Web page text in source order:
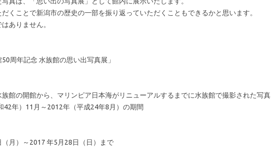
くことで新潟市の歴史の一部を振り返っていただくこともできるかと思います。
ありません。
50周年記念 ⽔族館の思い出写真展」
族館の開館から、マリンピア⽇本海がリニューアルするまでに⽔族館で撮影された写真
年）11⽉～2012年（平成24年8⽉）の期間
⽉）～2017 年5⽉28⽇（⽇）まで